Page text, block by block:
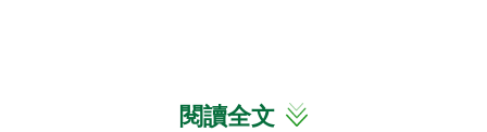
閱讀全文